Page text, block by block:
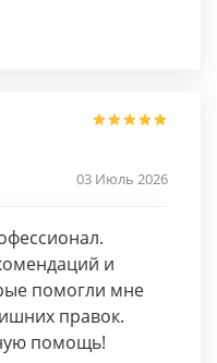
03 Июль 2026
и
помогли мне
правок.
помощь!